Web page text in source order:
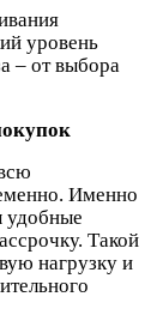
уровень
– от выбора
Именно
удобные
Такой
нагрузку и